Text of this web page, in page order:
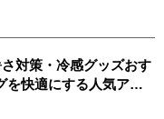
さ対策・冷感グッズおす
を快適にする人気アイ